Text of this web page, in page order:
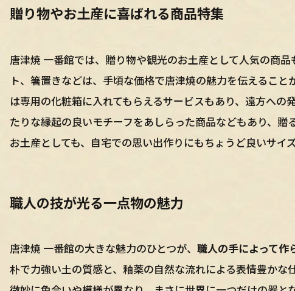
贈り物やお土産に喜ばれる商品特集
唐津焼 一番館では、贈り物や観光のお土産として人気の商
ト、箸置きなどは、手頃な価格で唐津焼の魅力を伝えるこ
は専用の化粧箱に入れてもらえるサービスもあり、遠方へ
たりな縁起の良いモチーフをあしらった商品などもあり、
お土産としても、自宅での思い出作りにもちょうど良いサイ
職人の技が光る一点物の魅力
唐津焼 一番館の大きな魅力のひとつが、 職人の手によって作
朴で力強い土の質感と、釉薬の自然な流れによる表情豊か